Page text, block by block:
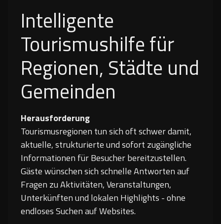
Intelligente
Tourismushilfe für
Regionen, Städte und
Gemeinden
Herausforderung
Tourismusregionen tun sich oft schwer damit,
aktuelle, strukturierte und sofort zugängliche
Informationen für Besucher bereitzustellen.
Gäste wünschen sich schnelle Antworten auf
Fragen zu Aktivitäten, Veranstaltungen,
Unterkünften und lokalen Highlights - ohne
endloses Suchen auf Websites.